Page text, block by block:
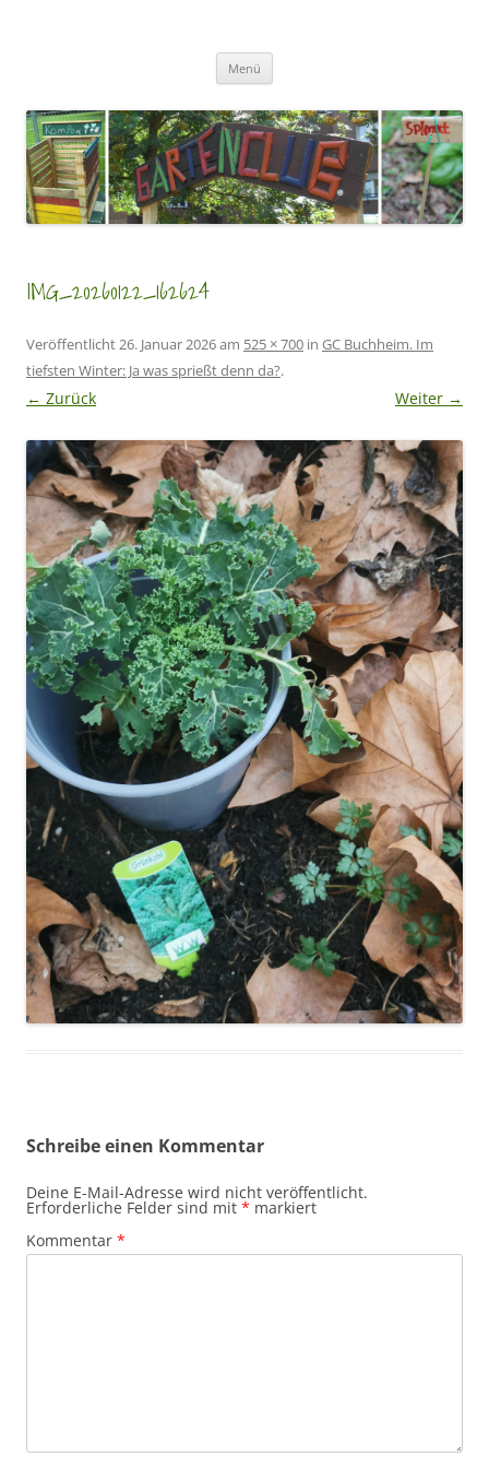
Menü
IMG_20260122_162624
Veröffentlicht26. Januar 2026am 525 × 700 in GC Buchheim. Im
tiefsten Winter: Ja was sprießt denn da?.
← Zurück Weiter →
Schreibe einen Kommentar
Deine E-Mail-Adresse wird nicht veröffentlicht.
Erforderliche Felder sind mit * markiert
Kommentar *